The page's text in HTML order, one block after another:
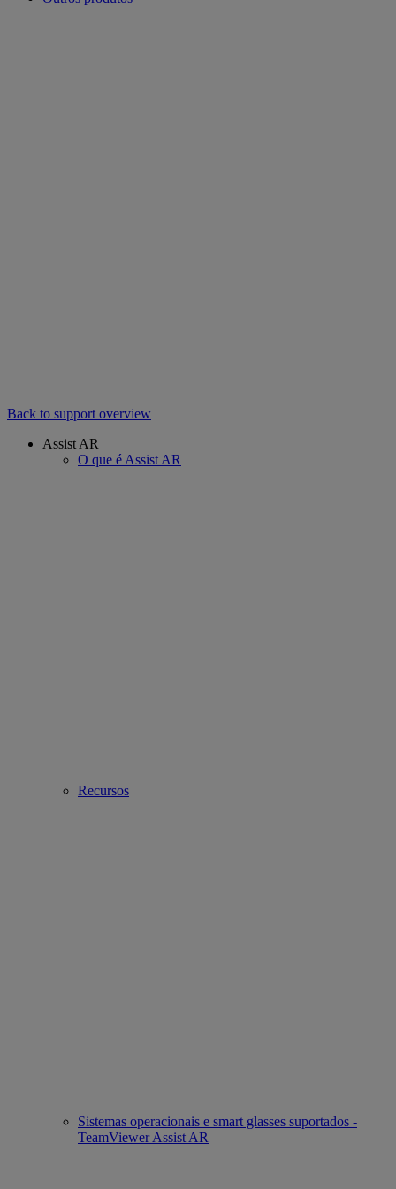
Back to support overview
Assist AR
O que é Assist AR
Recursos
Sistemas operacionais e smart glasses suportados -
TeamViewer Assist AR